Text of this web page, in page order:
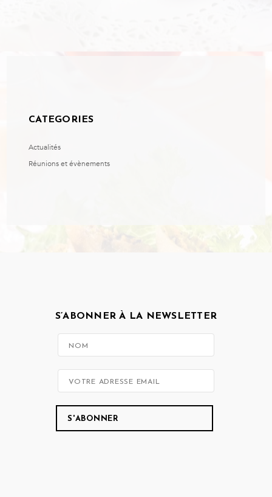
CATEGORIES
Actualités
Réunions et évènements
S’ABONNER À LA NEWSLETTER